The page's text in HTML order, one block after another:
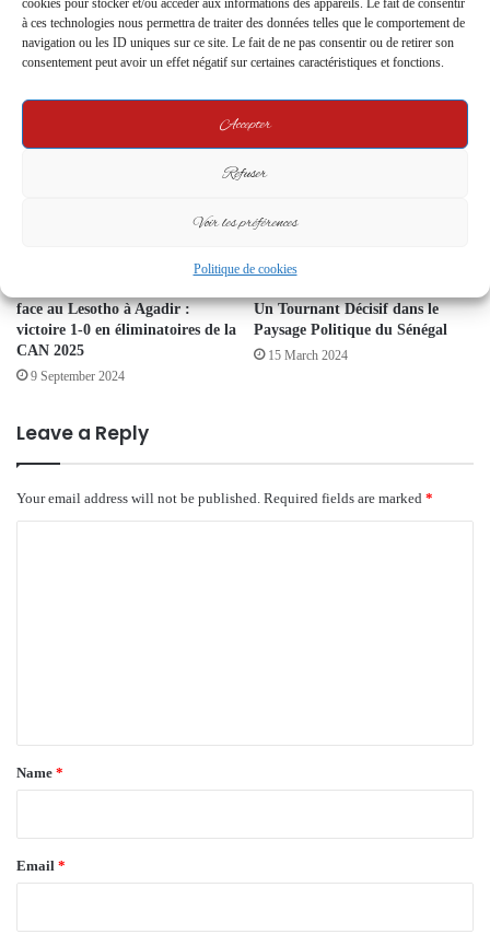
cookies pour stocker et/ou accéder aux informations des appareils. Le fait de consentir
à ces technologies nous permettra de traiter des données telles que le comportement de
navigation ou les ID uniques sur ce site. Le fait de ne pas consentir ou de retirer son
consentement peut avoir un effet négatif sur certaines caractéristiques et fonctions.
Accepter
Refuser
Voir les préférences
Politique de cookies
de service et une nouvelle
aventure
17 October 2023
Gabon-Union Européenne :
Brice Clotaire Oligui Nguema
rencontre Charles Michel à
face au Lesotho à Agadir :
victoire 1-0 en éliminatoires de la
CAN 2025
9 September 2024
Un Tournant Décisif dans le
Paysage Politique du Sénégal
15 March 2024
Leave a Reply
Your email address will not be published. Required fields are marked *
*
Name *
Email *